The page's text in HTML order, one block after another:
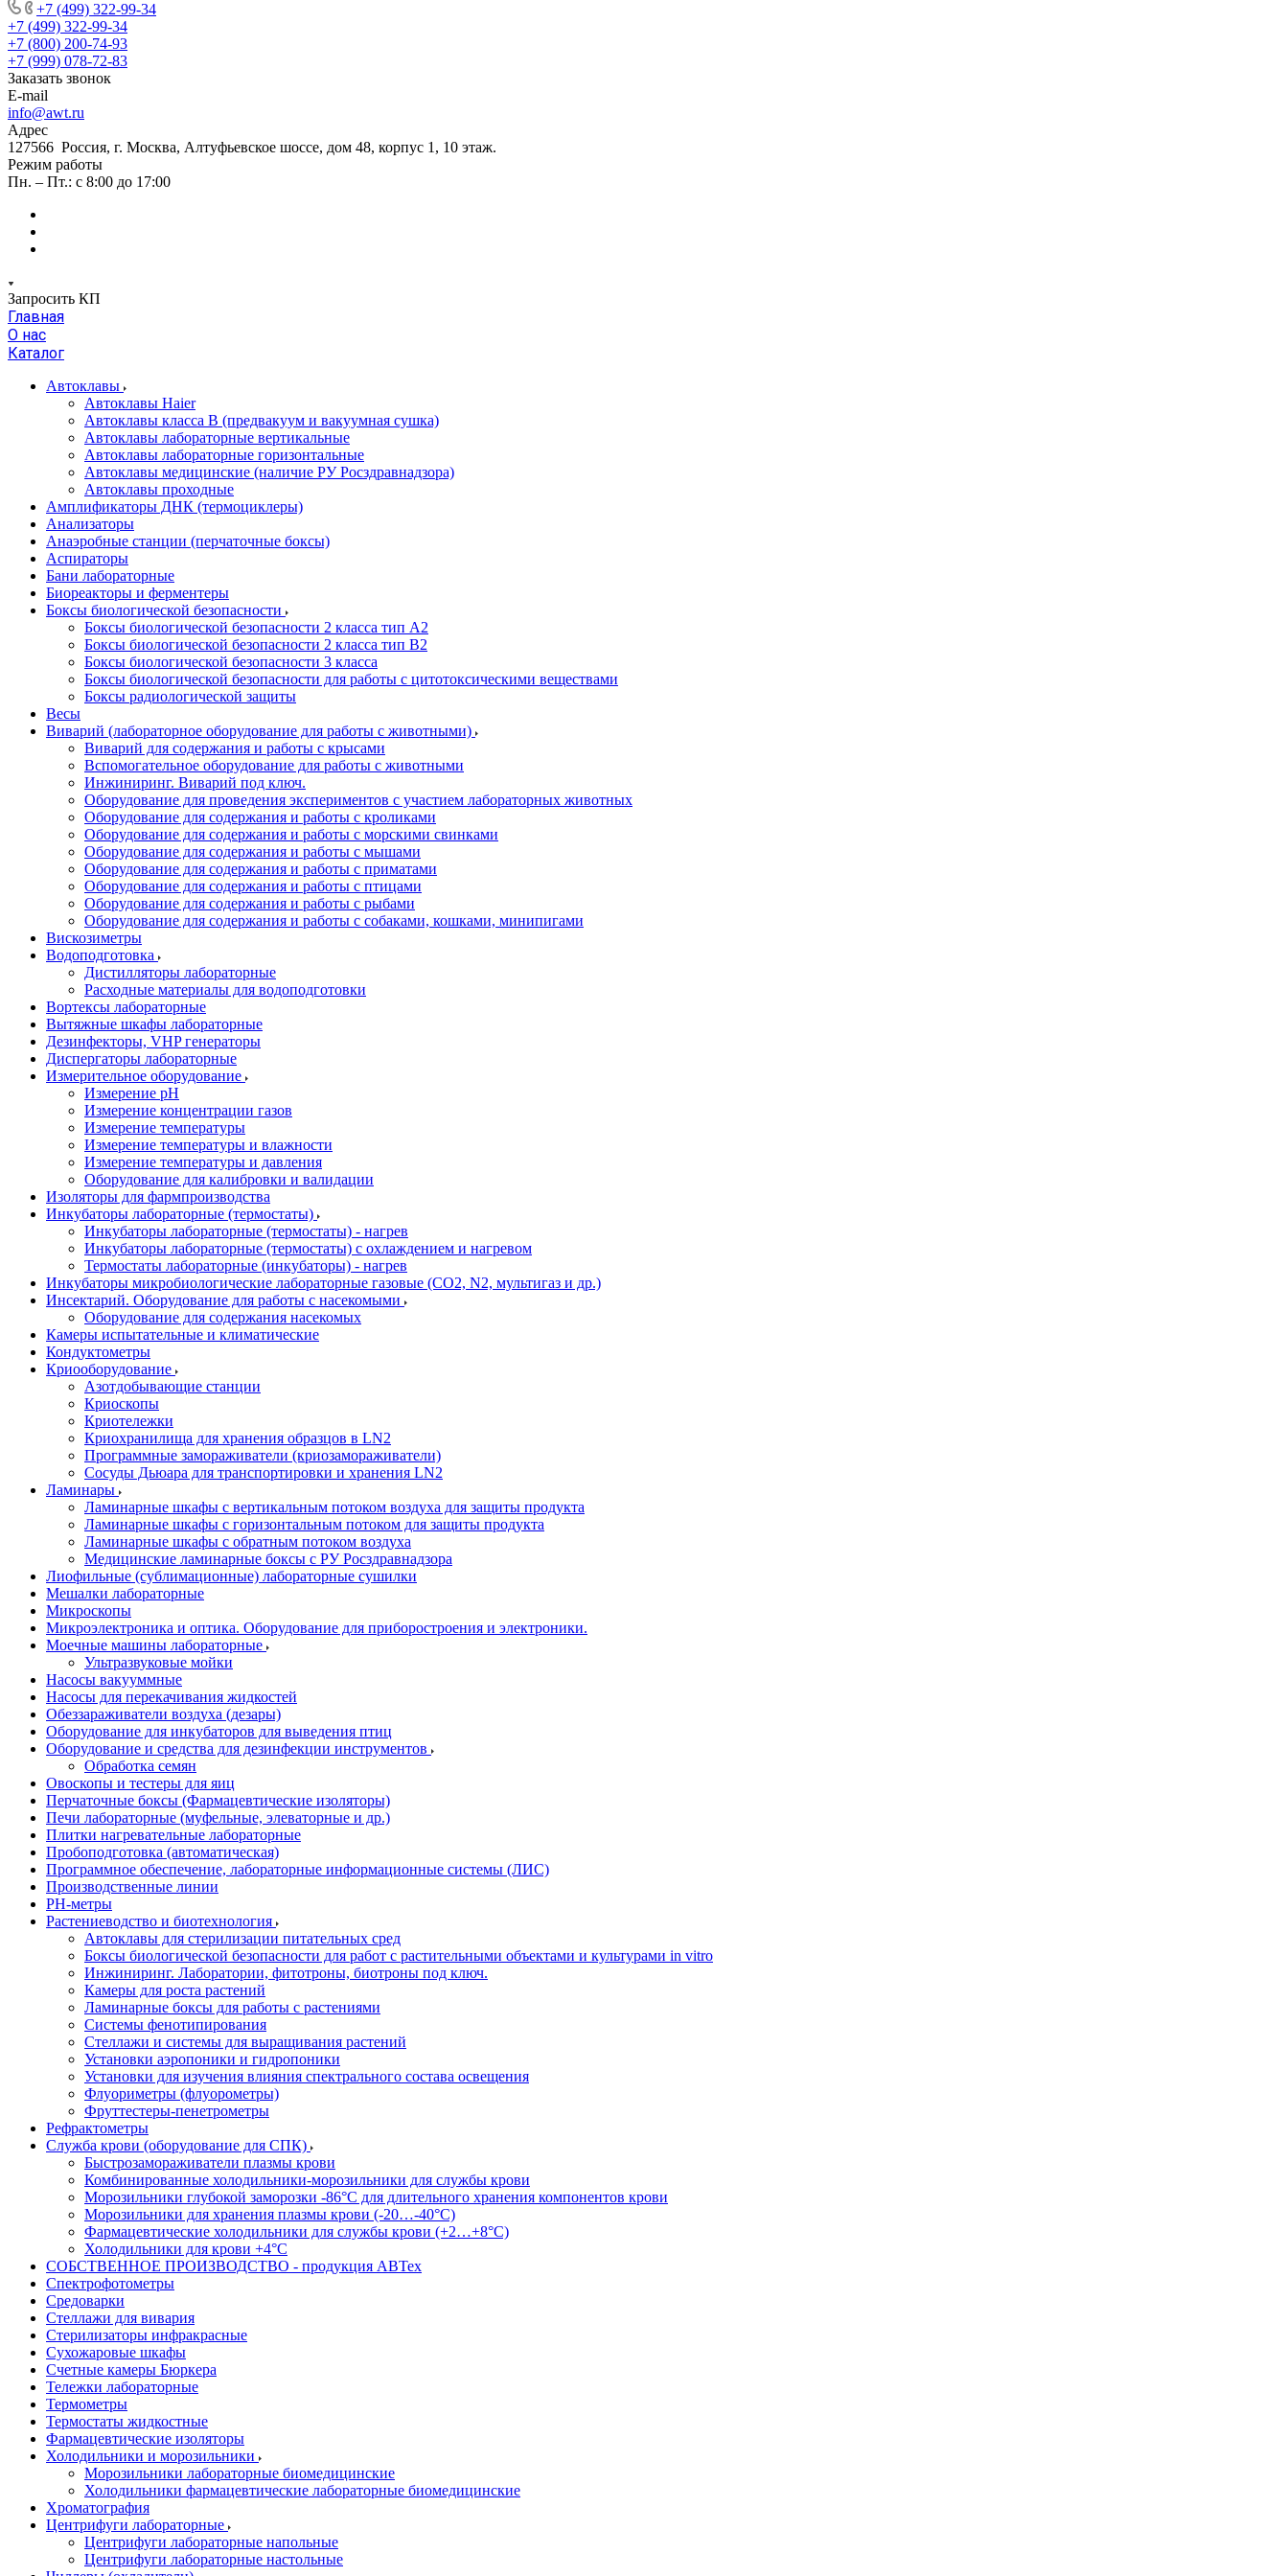
+7 (499) 322-99-34
+7 (499) 322-99-34
+7 (800) 200-74-93
+7 (999) 078-72-83
Заказать звонок
E-mail
info@awt.ru
Адрес
127566 Россия, г. Москва, Алтуфьевское шоссе, дом 48, корпус 1, 10 этаж.
Режим работы
Пн. – Пт.: с 8:00 до 17:00
Запросить КП
Главная
О нас
Каталог
Автоклавы
Автоклавы Haier
Автоклавы класса B (предвакуум и вакуумная сушка)
Автоклавы лабораторные вертикальные
Автоклавы лабораторные горизонтальные
Автоклавы медицинские (наличие РУ Росздравнадзора)
Автоклавы проходные
Амплификаторы ДНК (термоциклеры)
Анализаторы
Анаэробные станции (перчаточные боксы)
Аспираторы
Бани лабораторные
Биореакторы и ферментеры
Боксы биологической безопасности
Боксы биологической безопасности 2 класса тип A2
Боксы биологической безопасности 2 класса тип B2
Боксы биологической безопасности 3 класса
Боксы биологической безопасности для работы с цитотоксическими веществами
Боксы радиологической защиты
Весы
Виварий (лабораторное оборудование для работы с животными)
Виварий для содержания и работы с крысами
Вспомогательное оборудование для работы с животными
Инжиниринг. Виварий под ключ.
Оборудование для проведения экспериментов с участием лабораторных животных
Оборудование для содержания и работы с кроликами
Оборудование для содержания и работы с морскими свинками
Оборудование для содержания и работы с мышами
Оборудование для содержания и работы с приматами
Оборудование для содержания и работы с птицами
Оборудование для содержания и работы с рыбами
Оборудование для содержания и работы с собаками, кошками, минипигами
Вискозиметры
Водоподготовка
Дистилляторы лабораторные
Расходные материалы для водоподготовки
Вортексы лабораторные
Вытяжные шкафы лабораторные
Дезинфекторы, VHP генераторы
Диспергаторы лабораторные
Измерительное оборудование
Измерение pH
Измерение концентрации газов
Измерение температуры
Измерение температуры и влажности
Измерение температуры и давления
Оборудование для калибровки и валидации
Изоляторы для фармпроизводства
Инкубаторы лабораторные (термостаты)
Инкубаторы лабораторные (термостаты) - нагрев
Инкубаторы лабораторные (термостаты) с охлаждением и нагревом
Термостаты лабораторные (инкубаторы) - нагрев
Инкубаторы микробиологические лабораторные газовые (CO2, N2, мультигаз и др.)
Инсектарий. Оборудование для работы с насекомыми
Оборудование для содержания насекомых
Камеры испытательные и климатические
Кондуктометры
Криооборудование
Азотдобывающие станции
Криоскопы
Криотележки
Криохранилища для хранения образцов в LN2
Программные замораживатели (криозамораживатели)
Сосуды Дьюара для транспортировки и хранения LN2
Ламинары
Ламинарные шкафы с вертикальным потоком воздуха для защиты продукта
Ламинарные шкафы с горизонтальным потоком для защиты продукта
Ламинарные шкафы с обратным потоком воздуха
Медицинские ламинарные боксы с РУ Росздравнадзора
Лиофильные (сублимационные) лабораторные сушилки
Мешалки лабораторные
Микроскопы
Микроэлектроника и оптика. Оборудование для приборостроения и электроники.
Моечные машины лабораторные
Ультразвуковые мойки
Насосы вакууммные
Насосы для перекачивания жидкостей
Обеззараживатели воздуха (дезары)
Оборудование для инкубаторов для выведения птиц
Оборудование и средства для дезинфекции инструментов
Обработка семян
Овоскопы и тестеры для яиц
Перчаточные боксы (Фармацевтические изоляторы)
Печи лабораторные (муфельные, элеваторные и др.)
Плитки нагревательные лабораторные
Пробоподготовка (автоматическая)
Программное обеспечение, лабораторные информационные системы (ЛИС)
Производственные линии
РH-метры
Растениеводство и биотехнология
Автоклавы для стерилизации питательных сред
Боксы биологической безопасности для работ с растительными объектами и культурами in vitro
Инжиниринг. Лаборатории, фитотроны, биотроны под ключ.
Камеры для роста растений
Ламинарные боксы для работы с растениями
Системы фенотипирования
Стеллажи и системы для выращивания растений
Установки аэропоники и гидропоники
Установки для изучения влияния спектрального состава освещения
Флуориметры (флуорометры)
Фруттестеры-пенетрометры
Рефрактометры
Служба крови (оборудование для СПК)
Быстрозамораживатели плазмы крови
Комбинированные холодильники-морозильники для службы крови
Морозильники глубокой заморозки -86°С для длительного хранения компонентов крови
Морозильники для хранения плазмы крови (-20…-40°С)
Фармацевтические холодильники для службы крови (+2…+8°С)
Холодильники для крови +4°С
СОБСТВЕННОЕ ПРОИЗВОДСТВО - продукция АВТех
Спектрофотометры
Средоварки
Стеллажи для вивария
Стерилизаторы инфракрасные
Сухожаровые шкафы
Счетные камеры Бюркера
Тележки лабораторные
Термометры
Термостаты жидкостные
Фармацевтические изоляторы
Холодильники и морозильники
Морозильники лабораторные биомедицинские
Холодильники фармацевтические лабораторные биомедицинские
Хроматография
Центрифуги лабораторные
Центрифуги лабораторные напольные
Центрифуги лабораторные настольные